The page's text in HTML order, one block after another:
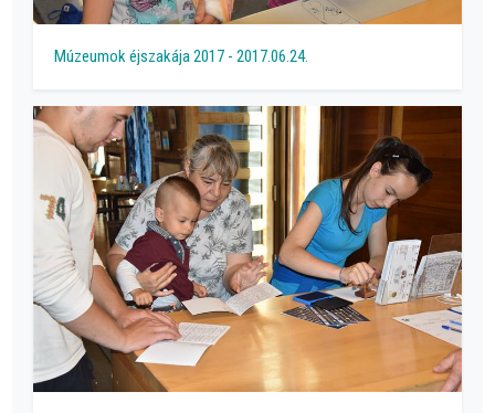
Múzeumok éjszakája 2017 - 2017.06.24.